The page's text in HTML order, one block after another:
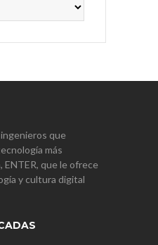
que
más
que le ofrece
y cultura digital